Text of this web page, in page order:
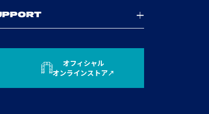
オフィシャル
オンラインストア